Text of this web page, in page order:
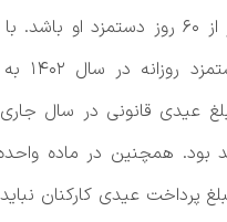
نباید کمتر از ۶۰ روز دستمزد او
بود. همچنین در ماده